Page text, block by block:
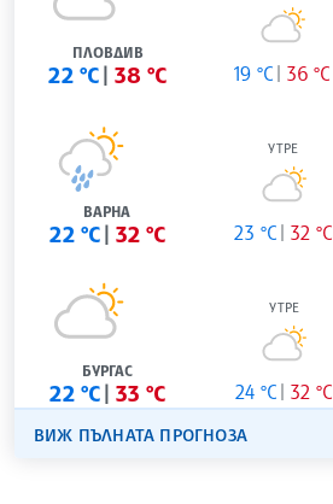
ПЛОВДИВ
22 °C 38 °C 19 °C 36 °C
ВАРНА
22 °C 32 °C
УТРЕ
23 °C 32 °C
БУРГАС
22 °C 33 °C
УТРЕ
24 °C 32 °C
ВИЖ ПЪЛНАТА ПРОГНОЗА